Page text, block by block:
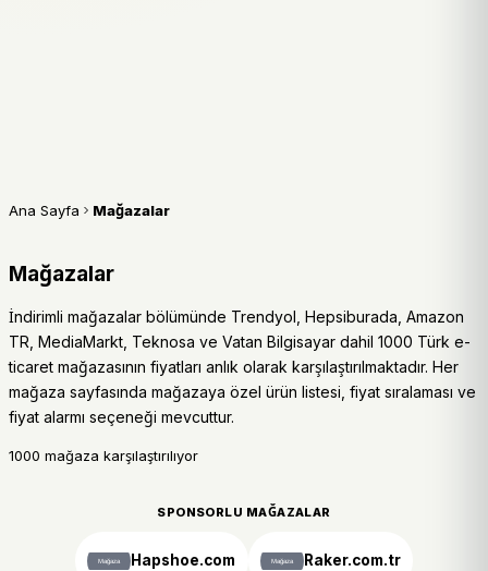
Ana Sayfa Mağazalar
Mağazalar
İndirimli mağazalar bölümünde Trendyol, Hepsiburada, Amazon
TR, MediaMarkt, Teknosa ve Vatan Bilgisayar dahil 1000 Türk e-
ticaret mağazasının fiyatları anlık olarak karşılaştırılmaktadır. Her
mağaza sayfasında mağazaya özel ürün listesi, fiyat sıralaması ve
fiyat alarmı seçeneği mevcuttur.
1000 mağaza karşılaştırılıyor
SPONSORLU MAĞAZALAR
Hapshoe.com Raker.com.tr